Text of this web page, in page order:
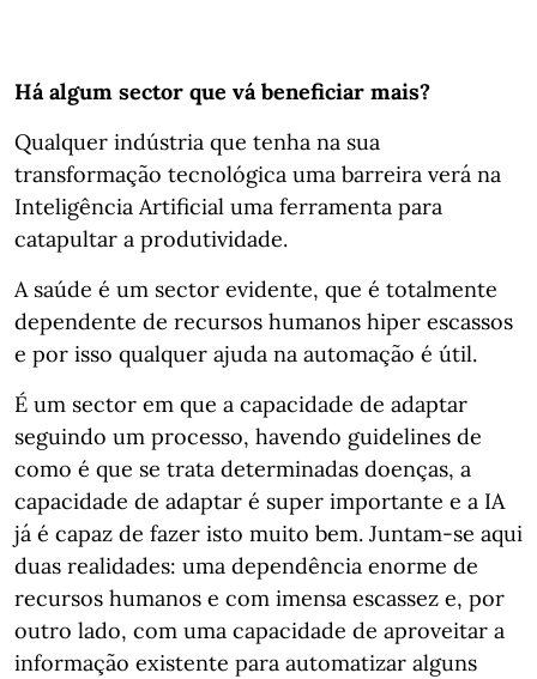
Há algum sector que vá beneficiar mais?
Qualquer indústria que tenha na sua
transformação tecnológica uma barreira verá na
Inteligência Artificial uma ferramenta para
catapultar a produtividade.
A saúde é um sector evidente, que é totalmente
dependente de recursos humanos hiper escassos
e por isso qualquer ajuda na automação é útil.
É um sector em que a capacidade de adaptar
seguindo um processo, havendo guidelines de
como é que se trata determinadas doenças, a
capacidade de adaptar é super importante e a IA
já é capaz de fazer isto muito bem. Juntam-se aqui
duas realidades: uma dependência enorme de
recursos humanos e com imensa escassez e, por
outro lado, com uma capacidade de aproveitar a
informação existente para automatizar alguns